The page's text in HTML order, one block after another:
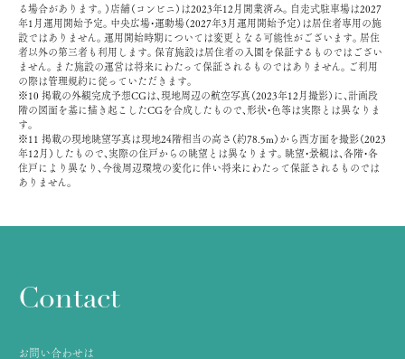
る場合があります。）店舗（コンビニ）は2023年12月開業済み。自走式駐車場は2027
年1月運用開始予定。中央広場・運動場（2027年3月運用開始予定）は居住者専用の施
設ではありません。運用開始時期については変更となる可能性がございます。居住
者以外の第三者も利用します。保育施設は居住者の入園を保証するものではござい
ません。また施設の運営は将来にわたって保証されるものではありません。ご利用
の際は管理規約に従っていただきます。
※10 掲載の外観完成予想CGは、現地周辺の航空写真（2023年12月撮影）に、計画段
階の図面を基に描き起こしたCGを合成したもので、形状・色等は実際とは異なりま
す。
※11 掲載の現地眺望写真は現地24階相当の高さ（約78.5m）から西方面を撮影（2023
年12月）したもので、実際の住戸からの眺望とは異なります。眺望・景観は、各階・各
住戸により異なり、今後周辺環境の変化に伴い将来にわたって保証されるものでは
ありません。
Contact
お問い合わせは